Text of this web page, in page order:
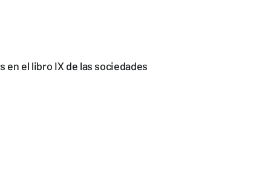
en el libro IX de las sociedades